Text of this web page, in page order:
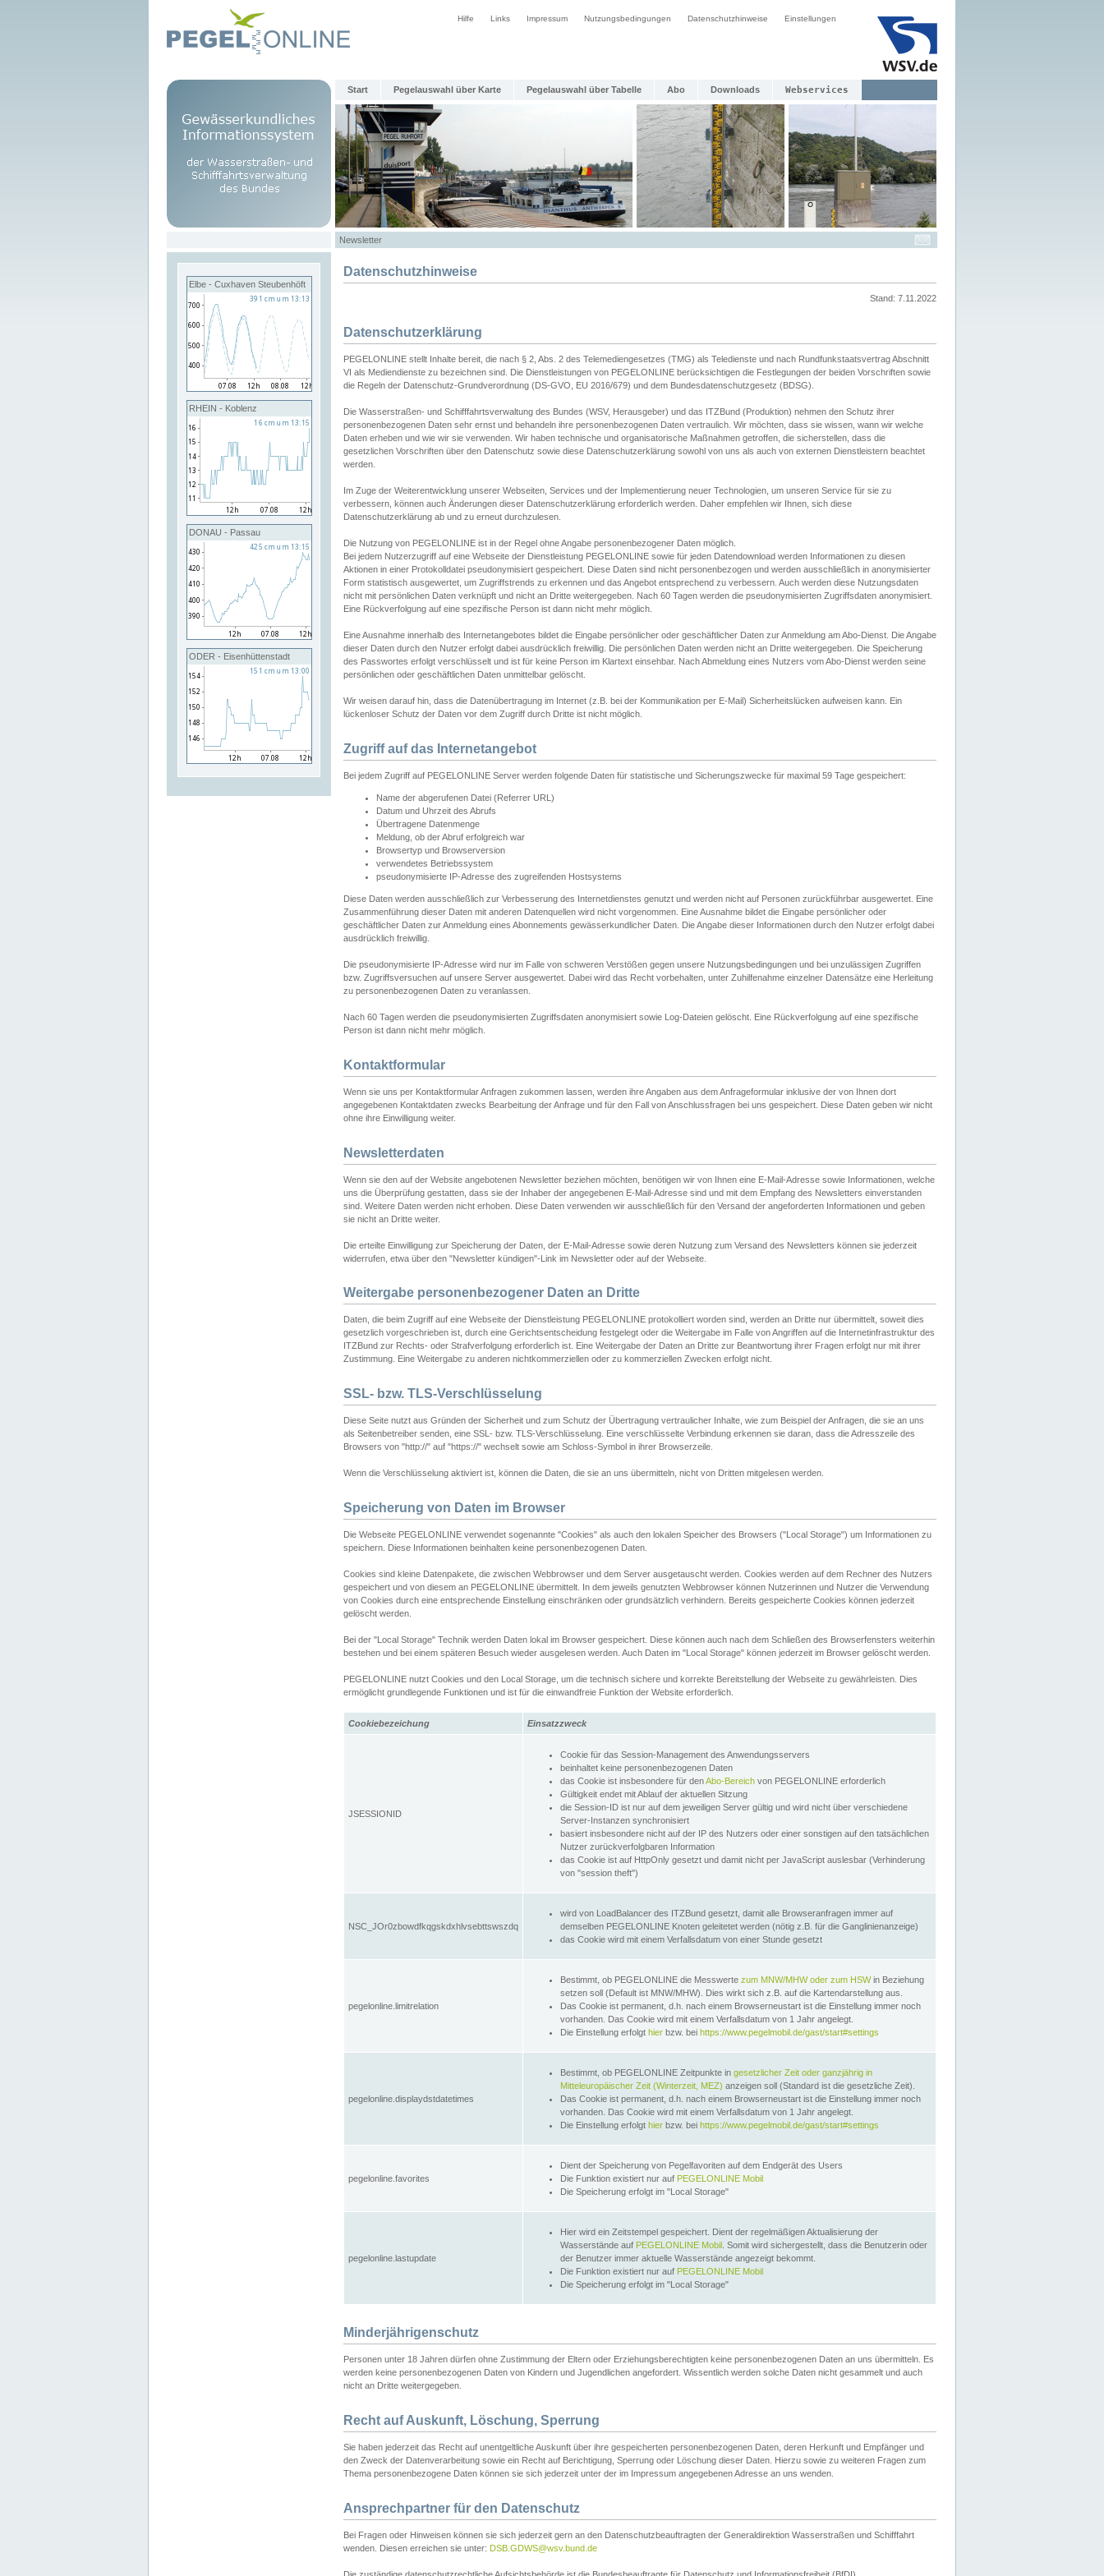
Hilfe Links Impressum Nutzungsbedingungen Datenschutzhinweise Einstellungen
Start Pegelauswahl über Karte Pegelauswahl über Tabelle Abo Downloads Webservices
Newsletter
Elbe - Cuxhaven Steubenhöft
RHEIN - Koblenz
DONAU - Passau
ODER - Eisenhüttenstadt
Datenschutzhinweise
Stand: 7.11.2022
Datenschutzerklärung
PEGELONLINE stellt Inhalte bereit, die nach § 2, Abs. 2 des Telemediengesetzes (TMG) als Teledienste und nach Rundfunkstaatsvertrag Abschnitt
VI als Mediendienste zu bezeichnen sind. Die Dienstleistungen von PEGELONLINE berücksichtigen die Festlegungen der beiden Vorschriften sowie
die Regeln der Datenschutz-Grundverordnung (DS-GVO, EU 2016/679) und dem Bundesdatenschutzgesetz (BDSG).
Die Wasserstraßen- und Schifffahrtsverwaltung des Bundes (WSV, Herausgeber) und das ITZBund (Produktion) nehmen den Schutz ihrer
personenbezogenen Daten sehr ernst und behandeln ihre personenbezogenen Daten vertraulich. Wir möchten, dass sie wissen, wann wir welche
Daten erheben und wie wir sie verwenden. Wir haben technische und organisatorische Maßnahmen getroffen, die sicherstellen, dass die
gesetzlichen Vorschriften über den Datenschutz sowie diese Datenschutzerklärung sowohl von uns als auch von externen Dienstleistern beachtet
werden.
Im Zuge der Weiterentwicklung unserer Webseiten, Services und der Implementierung neuer Technologien, um unseren Service für sie zu
verbessern, können auch Änderungen dieser Datenschutzerklärung erforderlich werden. Daher empfehlen wir Ihnen, sich diese
Datenschutzerklärung ab und zu erneut durchzulesen.
Die Nutzung von PEGELONLINE ist in der Regel ohne Angabe personenbezogener Daten möglich.
Bei jedem Nutzerzugriff auf eine Webseite der Dienstleistung PEGELONLINE sowie für jeden Datendownload werden Informationen zu diesen
Aktionen in einer Protokolldatei pseudonymisiert gespeichert. Diese Daten sind nicht personenbezogen und werden ausschließlich in anonymisierter
Form statistisch ausgewertet, um Zugriffstrends zu erkennen und das Angebot entsprechend zu verbessern. Auch werden diese Nutzungsdaten
nicht mit persönlichen Daten verknüpft und nicht an Dritte weitergegeben. Nach 60 Tagen werden die pseudonymisierten Zugriffsdaten anonymisiert.
Eine Rückverfolgung auf eine spezifische Person ist dann nicht mehr möglich.
Eine Ausnahme innerhalb des Internetangebotes bildet die Eingabe persönlicher oder geschäftlicher Daten zur Anmeldung am Abo-Dienst. Die Angabe
dieser Daten durch den Nutzer erfolgt dabei ausdrücklich freiwillig. Die persönlichen Daten werden nicht an Dritte weitergegeben. Die Speicherung
des Passwortes erfolgt verschlüsselt und ist für keine Person im Klartext einsehbar. Nach Abmeldung eines Nutzers vom Abo-Dienst werden seine
persönlichen oder geschäftlichen Daten unmittelbar gelöscht.
Wir weisen darauf hin, dass die Datenübertragung im Internet (z.B. bei der Kommunikation per E-Mail) Sicherheitslücken aufweisen kann. Ein
lückenloser Schutz der Daten vor dem Zugriff durch Dritte ist nicht möglich.
Zugriff auf das Internetangebot
Bei jedem Zugriff auf PEGELONLINE Server werden folgende Daten für statistische und Sicherungszwecke für maximal 59 Tage gespeichert:
Name der abgerufenen Datei (Referrer URL)
Datum und Uhrzeit des Abrufs
Übertragene Datenmenge
Meldung, ob der Abruf erfolgreich war
Browsertyp und Browserversion
verwendetes Betriebssystem
pseudonymisierte IP-Adresse des zugreifenden Hostsystems
Diese Daten werden ausschließlich zur Verbesserung des Internetdienstes genutzt und werden nicht auf Personen zurückführbar ausgewertet. Eine
Zusammenführung dieser Daten mit anderen Datenquellen wird nicht vorgenommen. Eine Ausnahme bildet die Eingabe persönlicher oder
geschäftlicher Daten zur Anmeldung eines Abonnements gewässerkundlicher Daten. Die Angabe dieser Informationen durch den Nutzer erfolgt dabei
ausdrücklich freiwillig.
Die pseudonymisierte IP-Adresse wird nur im Falle von schweren Verstößen gegen unsere Nutzungsbedingungen und bei unzulässigen Zugriffen
bzw. Zugriffsversuchen auf unsere Server ausgewertet. Dabei wird das Recht vorbehalten, unter Zuhilfenahme einzelner Datensätze eine Herleitung
zu personenbezogenen Daten zu veranlassen.
Nach 60 Tagen werden die pseudonymisierten Zugriffsdaten anonymisiert sowie Log-Dateien gelöscht. Eine Rückverfolgung auf eine spezifische
Person ist dann nicht mehr möglich.
Kontaktformular
Wenn sie uns per Kontaktformular Anfragen zukommen lassen, werden ihre Angaben aus dem Anfrageformular inklusive der von Ihnen dort
angegebenen Kontaktdaten zwecks Bearbeitung der Anfrage und für den Fall von Anschlussfragen bei uns gespeichert. Diese Daten geben wir nicht
ohne ihre Einwilligung weiter.
Newsletterdaten
Wenn sie den auf der Website angebotenen Newsletter beziehen möchten, benötigen wir von Ihnen eine E-Mail-Adresse sowie Informationen, welche
uns die Überprüfung gestatten, dass sie der Inhaber der angegebenen E-Mail-Adresse sind und mit dem Empfang des Newsletters einverstanden
sind. Weitere Daten werden nicht erhoben. Diese Daten verwenden wir ausschließlich für den Versand der angeforderten Informationen und geben
sie nicht an Dritte weiter.
Die erteilte Einwilligung zur Speicherung der Daten, der E-Mail-Adresse sowie deren Nutzung zum Versand des Newsletters können sie jederzeit
widerrufen, etwa über den "Newsletter kündigen"-Link im Newsletter oder auf der Webseite.
Weitergabe personenbezogener Daten an Dritte
Daten, die beim Zugriff auf eine Webseite der Dienstleistung PEGELONLINE protokolliert worden sind, werden an Dritte nur übermittelt, soweit dies
gesetzlich vorgeschrieben ist, durch eine Gerichtsentscheidung festgelegt oder die Weitergabe im Falle von Angriffen auf die Internetinfrastruktur des
ITZBund zur Rechts- oder Strafverfolgung erforderlich ist. Eine Weitergabe der Daten an Dritte zur Beantwortung ihrer Fragen erfolgt nur mit ihrer
Zustimmung. Eine Weitergabe zu anderen nichtkommerziellen oder zu kommerziellen Zwecken erfolgt nicht.
SSL- bzw. TLS-Verschlüsselung
Diese Seite nutzt aus Gründen der Sicherheit und zum Schutz der Übertragung vertraulicher Inhalte, wie zum Beispiel der Anfragen, die sie an uns
als Seitenbetreiber senden, eine SSL- bzw. TLS-Verschlüsselung. Eine verschlüsselte Verbindung erkennen sie daran, dass die Adresszeile des
Browsers von "http://" auf "https://" wechselt sowie am Schloss-Symbol in ihrer Browserzeile.
Wenn die Verschlüsselung aktiviert ist, können die Daten, die sie an uns übermitteln, nicht von Dritten mitgelesen werden.
Speicherung von Daten im Browser
Die Webseite PEGELONLINE verwendet sogenannte "Cookies" als auch den lokalen Speicher des Browsers ("Local Storage") um Informationen zu
speichern. Diese Informationen beinhalten keine personenbezogenen Daten.
Cookies sind kleine Datenpakete, die zwischen Webbrowser und dem Server ausgetauscht werden. Cookies werden auf dem Rechner des Nutzers
gespeichert und von diesem an PEGELONLINE übermittelt. In dem jeweils genutzten Webbrowser können Nutzerinnen und Nutzer die Verwendung
von Cookies durch eine entsprechende Einstellung einschränken oder grundsätzlich verhindern. Bereits gespeicherte Cookies können jederzeit
gelöscht werden.
Bei der "Local Storage" Technik werden Daten lokal im Browser gespeichert. Diese können auch nach dem Schließen des Browserfensters weiterhin
bestehen und bei einem späteren Besuch wieder ausgelesen werden. Auch Daten im "Local Storage" können jederzeit im Browser gelöscht werden.
PEGELONLINE nutzt Cookies und den Local Storage, um die technisch sichere und korrekte Bereitstellung der Webseite zu gewährleisten. Dies
ermöglicht grundlegende Funktionen und ist für die einwandfreie Funktion der Website erforderlich.
Cookiebezeichung Einsatzzweck
JSESSIONID
Cookie für das Session-Management des Anwendungsservers
beinhaltet keine personenbezogenen Daten
das Cookie ist insbesondere für denAbo-Bereich von PEGELONLINE erforderlich
Gültigkeit endet mit Ablauf der aktuellen Sitzung
die Session-ID ist nur auf dem jeweiligen Server gültig und wird nicht über verschiedene
Server-Instanzen synchronisiert
basiert insbesondere nicht auf der IP des Nutzers oder einer sonstigen auf den tatsächlichen
Nutzer zurückverfolgbaren Information
das Cookie ist auf HttpOnly gesetzt und damit nicht per JavaScript auslesbar (Verhinderung
von "session theft")
NSC_JOr0zbowdfkqgskdxhlvsebttswszdq
wird von LoadBalancer des ITZBund gesetzt, damit alle Browseranfragen immer auf
demselben PEGELONLINE Knoten geleitetet werden (nötig z.B. für die Ganglinienanzeige)
das Cookie wird mit einem Verfallsdatum von einer Stunde gesetzt
pegelonline.limitrelation
Bestimmt, ob PEGELONLINE die Messwerte zum MNW/MHW oder zum HSWin Beziehung
setzen soll (Default ist MNW/MHW). Dies wirkt sich z.B. auf die Kartendarstellung aus.
Das Cookie ist permanent, d.h. nach einem Browserneustart ist die Einstellung immer noch
vorhanden. Das Cookie wird mit einem Verfallsdatum von 1 Jahr angelegt.
Die Einstellung erfolgt hier bzw. bei https://www.pegelmobil.de/gast/start#settings
pegelonline.displaydstdatetimes
Bestimmt, ob PEGELONLINE Zeitpunkte in gesetzlicher Zeit oder ganzjährig in
Mitteleuropäischer Zeit (Winterzeit, MEZ) anzeigen soll (Standard ist die gesetzliche Zeit).
Das Cookie ist permanent, d.h. nach einem Browserneustart ist die Einstellung immer noch
vorhanden. Das Cookie wird mit einem Verfallsdatum von 1 Jahr angelegt.
Die Einstellung erfolgt hier bzw. bei https://www.pegelmobil.de/gast/start#settings
pegelonline.favorites
Dient der Speicherung von Pegelfavoriten auf dem Endgerät des Users
Die Funktion existiert nur auf PEGELONLINE Mobil
Die Speicherung erfolgt im "Local Storage"
pegelonline.lastupdate
Hier wird ein Zeitstempel gespeichert. Dient der regelmäßigen Aktualisierung der
Wasserstände auf PEGELONLINE Mobil . Somit wird sichergestellt, dass die Benutzerin oder
der Benutzer immer aktuelle Wasserstände angezeigt bekommt.
Die Funktion existiert nur auf PEGELONLINE Mobil
Die Speicherung erfolgt im "Local Storage"
Minderjährigenschutz
Personen unter 18 Jahren dürfen ohne Zustimmung der Eltern oder Erziehungsberechtigten keine personenbezogenen Daten an uns übermitteln. Es
werden keine personenbezogenen Daten von Kindern und Jugendlichen angefordert. Wissentlich werden solche Daten nicht gesammelt und auch
nicht an Dritte weitergegeben.
Recht auf Auskunft, Löschung, Sperrung
Sie haben jederzeit das Recht auf unentgeltliche Auskunft über ihre gespeicherten personenbezogenen Daten, deren Herkunft und Empfänger und
den Zweck der Datenverarbeitung sowie ein Recht auf Berichtigung, Sperrung oder Löschung dieser Daten. Hierzu sowie zu weiteren Fragen zum
Thema personenbezogene Daten können sie sich jederzeit unter der im Impressum angegebenen Adresse an uns wenden.
Ansprechpartner für den Datenschutz
Bei Fragen oder Hinweisen können sie sich jederzeit gern an den Datenschutzbeauftragten der Generaldirektion Wasserstraßen und Schifffahrt
wenden. Diesen erreichen sie unter: DSB.GDWS@wsv.bund.de